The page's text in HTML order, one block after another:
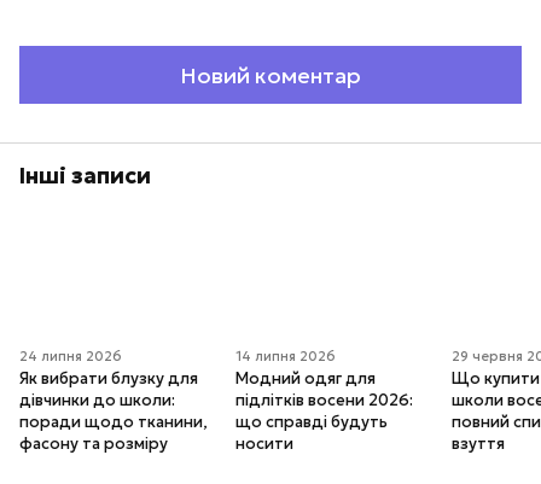
Новий коментар
Інші записи
24 липня 2026
Як вибрати блузку для
дівчинки до школи:
поради щодо тканини,
фасону та розміру
14 липня 2026
Модний одяг для
підлітків восени 2026:
що справді будуть
носити
29 червня
Що купити
школи
повний
взуття